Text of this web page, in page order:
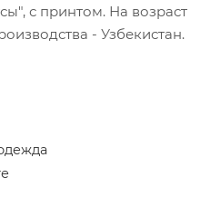
с принтом. На возраст
- Узбекистан.